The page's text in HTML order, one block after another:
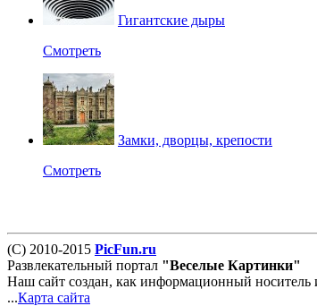
Гигантские дыры
Смотреть
Замки, дворцы, крепости
Смотреть
(С) 2010-2015 PicFun.ru
Развлекательный портал "Веселые Картинки"
Наш сайт создан, как информационный
...Карта сайта